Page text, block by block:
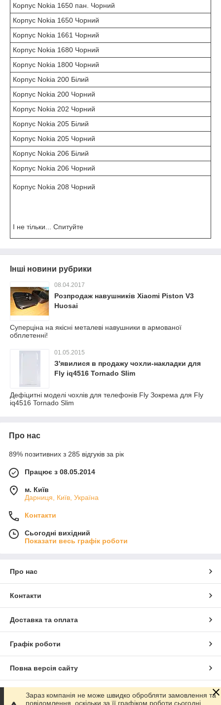
Корпус Nokia 1650 пан. Чорний
Корпус Nokia 1650 Чорний
Корпус Nokia 1661 Чорний
Корпус Nokia 1680 Чорний
Корпус Nokia 1800 Чорний
Корпус Nokia 200 Білий
Корпус Nokia 200 Чорний
Корпус Nokia 202 Чорний
Корпус Nokia 205 Білий
Корпус Nokia 205 Чорний
Корпус Nokia 206 Білий
Корпус Nokia 206 Чорний
Корпус Nokia 208 Чорний
І не тільки... Спитуйте
Інші новини рубрики
08.04.2017
Розпродаж навушників Xiaomi Piston V3
Huosai
Суперціна на якісні металеві навушники в армованої
обплетенні!
01.05.2015
З'явилися в продажу чохли-накладки для
Fly iq4516 Tornado Slim
Дефіцитні моделі чохлів для телефонів Fly Зокрема для Fly
iq4516 Tornado Slim
Про нас
89% позитивних з 285 відгуків за рік
Працює з 08.05.2014
м. Київ
Дарниця, Київ, Україна
Контакти
Сьогодні вихідний
Показати весь графік роботи
Про нас
Контакти
Доставка та оплата
Графік роботи
Повна версія сайту
Сайт створено на маркетплейсі Prom.ua
Зараз компанія не може швидко обробляти замовлення та
повідомлення, оскільки за її графіком роботи сьогодні